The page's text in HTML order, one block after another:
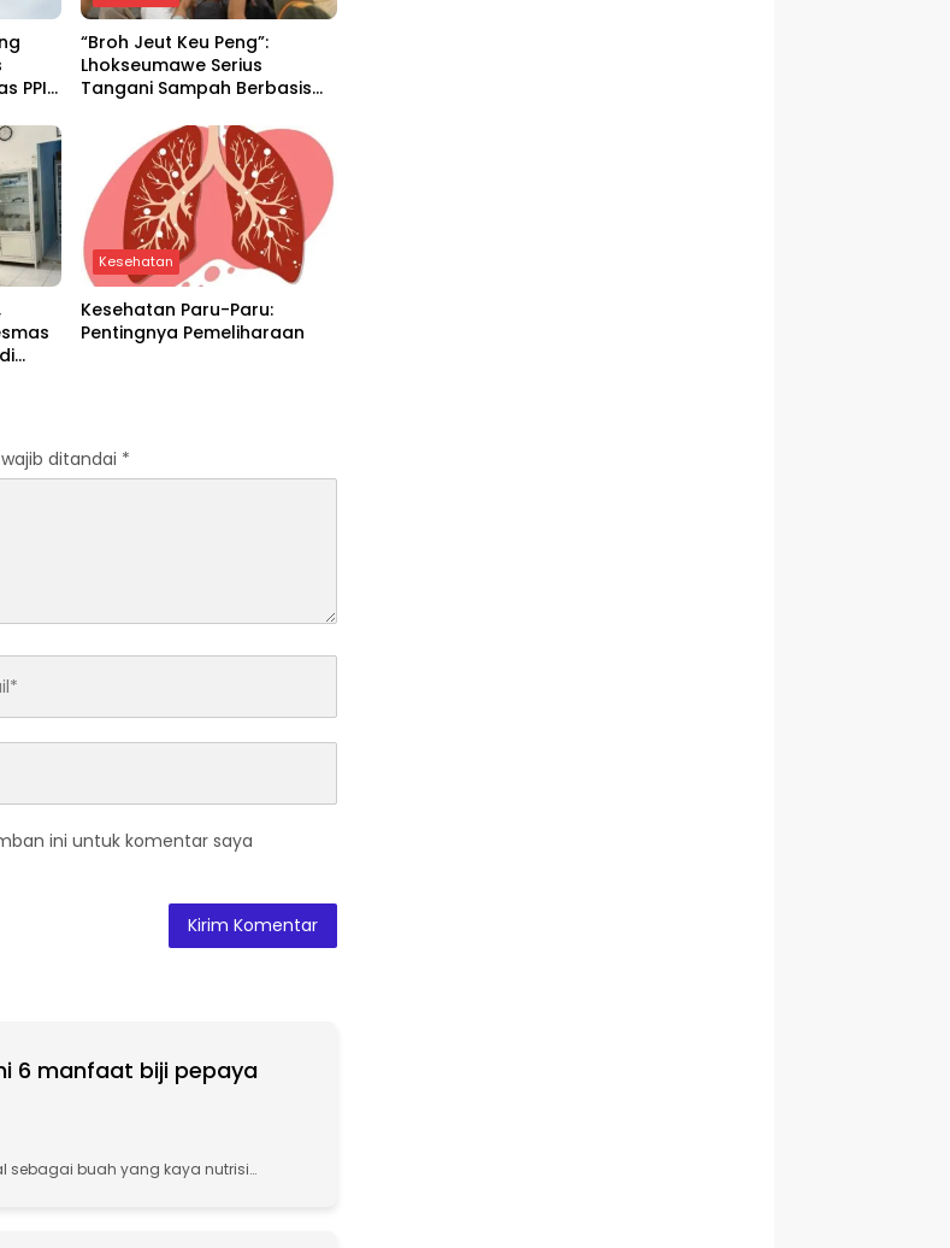
PPIH
“Broh Jeut Keu Peng”:
Lhokseumawe Serius
Tangani Sampah Berbasis
Kesehatan
Kesehatan Paru-Paru:
Pentingnya Pemeliharaan
ditandai *
ini untuk komentar saya
6 manfaat biji pepaya
sebagai buah yang kaya nutrisi…